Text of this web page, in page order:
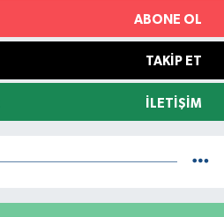
ABONE OL
TAKIP ET
İLETIŞIM